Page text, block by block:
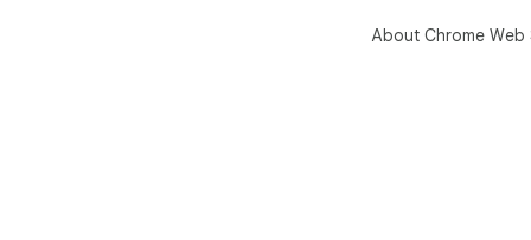
About Chrome Web